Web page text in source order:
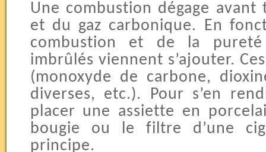
Une combustion dégage
et du gaz carbonique. En
combustion et de la
imbrûlés viennent s’ajouter.
(monoxyde de carbone,
diverses, etc.). Pour s’en
placer une assiette en
bougie ou le filtre d’une
principe.